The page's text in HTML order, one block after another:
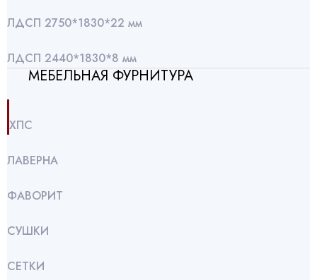
ЛДСП 2750*1830*22 мм
ЛДСП 2440*1830*8 мм
МЕБЕЛЬНАЯ ФУРНИТУРА
ХПС
ЛАВЕРНА
ФАВОРИТ
СУШКИ
СЕТКИ